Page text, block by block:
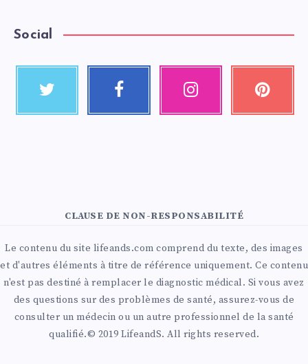
Social
CLAUSE DE NON-RESPONSABILITÉ
Le contenu du site lifeands.com comprend du texte, des images
et d'autres éléments à titre de référence uniquement. Ce contenu
n'est pas destiné à remplacer le diagnostic médical. Si vous avez
des questions sur des problèmes de santé, assurez-vous de
consulter un médecin ou un autre professionnel de la santé
qualifié.© 2019 LifeandS. All rights reserved.